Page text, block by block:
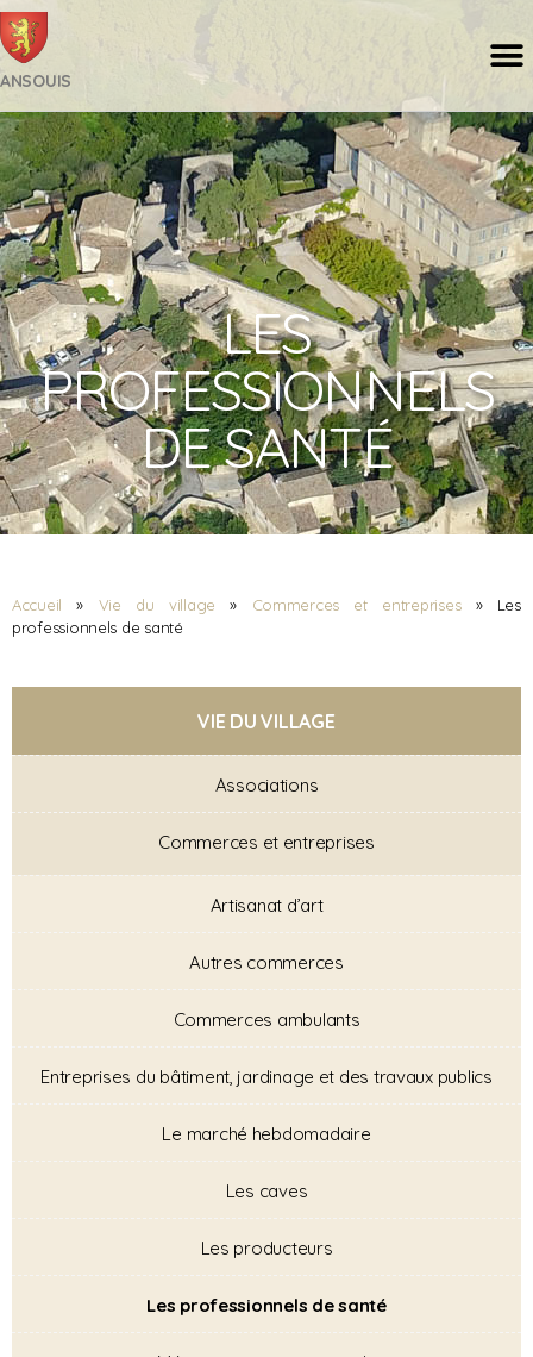
ANSOUIS
LES
PROFESSIONNELS
DE SANTÉ
Accueil » Vie du village » Commerces et entreprises» Les
professionnels de santé
VIE DU VILLAGE
Associations
Commerces et entreprises
Artisanat d’art
Autres commerces
Commerces ambulants
Entreprises du bâtiment, jardinage et des travaux publics
Le marché hebdomadaire
Les caves
Les producteurs
Les professionnels de santé